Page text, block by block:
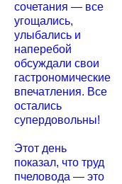
сочетания — все
угощались,
улыбались и
наперебой
обсуждали свои
гастрономические
впечатления. Все
остались
супердовольны!
Этот день
показал, что труд
пчеловода — это